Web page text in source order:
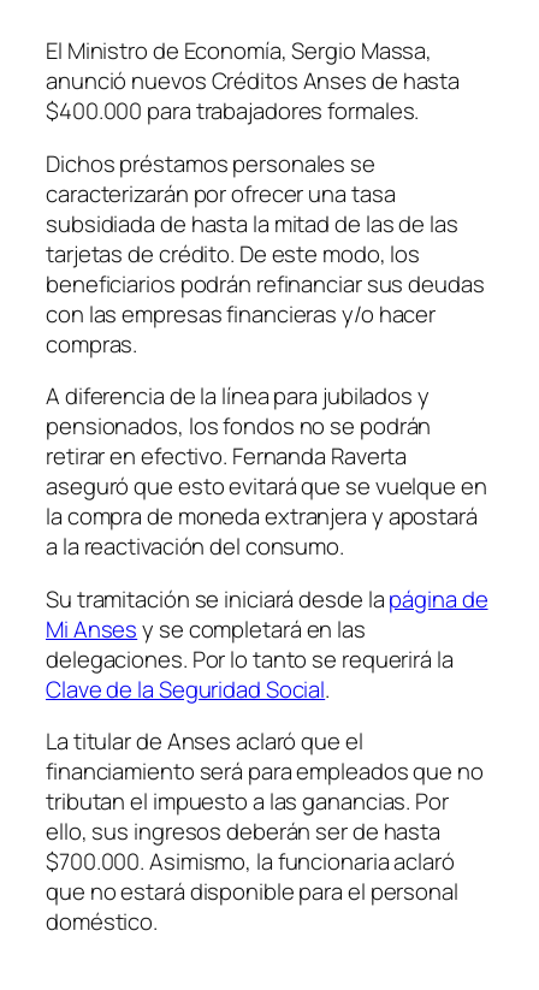
El Ministro de Economía, Sergio Massa,
anunció nuevos Créditos Anses de hasta
$400.000 para trabajadores formales.
Dichos préstamos personales se
caracterizarán por ofrecer una tasa
subsidiada de hasta la mitad de las de las
tarjetas de crédito. De este modo, los
beneficiarios podrán refinanciar sus deudas
con las empresas financieras y/o hacer
compras.
A diferencia de la línea para jubilados y
pensionados, los fondos no se podrán
retirar en efectivo. Fernanda Raverta
aseguró que esto evitará que se vuelque en
la compra de moneda extranjera y apostará
a la reactivación del consumo.
Su tramitación se iniciará desde lapágina de
Mi Ansesy se completará en las
delegaciones. Por lo tanto se requerirá la
Clave de la Seguridad Social.
La titular de Anses aclaró que el
financiamiento será para empleados que no
tributan el impuesto a las ganancias. Por
ello, sus ingresos deberán ser de hasta
$700.000. Asimismo, la funcionaria aclaró
que no estará disponible para el personal
doméstico.